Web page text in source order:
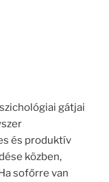
gátjai
és produktív
közben,
sofőrre van